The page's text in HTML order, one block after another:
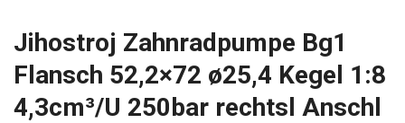
Jihostroj Zahnradpumpe Bg1
Flansch 52,2×72 ø25,4 Kegel 1:8
4,3cm³/U 250bar rechtsl Anschl